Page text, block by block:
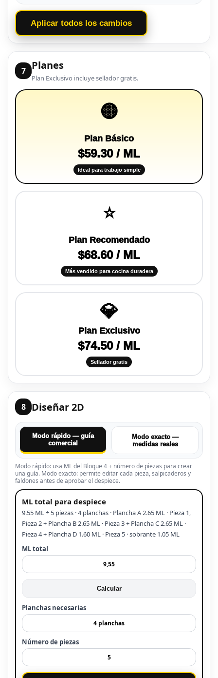
Aplicar todos los cambios
7 Planes
Plan Exclusivo incluye sellador gratis.
🟡
Plan Básico
$59.30 / ML
Ideal para trabajo simple
⭐
Plan Recomendado
$68.60 / ML
Más vendido para cocina duradera
💎
Plan Exclusivo
$74.50 / ML
Sellador gratis
8 Diseñar 2D
Modo rápido — guía
comercial
Modo exacto —
medidas reales
Modo rápido: usa ML del Bloque 4 + número de piezas para crear
una guía. Modo exacto: permite editar cada pieza, salpicaderos y
faldones antes de aprobar el despiece.
ML total para despiece
9.55 ML ÷ 5 piezas · 4 planchas · Plancha A 2.65 ML · Pieza 1,
Pieza 2 + Plancha B 2.65 ML · Pieza 3 + Plancha C 2.65 ML ·
Pieza 4 + Plancha D 1.60 ML · Pieza 5 · sobrante 1.05 ML
ML total
Calcular
Planchas necesarias
Número de piezas